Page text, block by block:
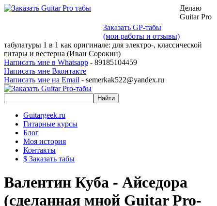
Заказать GP-табы
(мои работы и отзывы)
Делаю
Guitar Pro
табулатуры 1 в 1 как оригинале: для электро-, классической
гитары и вестерна (Иван Сорокин)
Написать мне в Whatsapp - 89185104459
Написать мне Вконтакте
Написать мне на Email - semerkak522@yandex.ru
Guitargeek.ru
Гитарные курсы
Блог
Моя история
Контакты
$ Заказать табы
Валентин Куба - Айседора
(сделанная мной Guitar Pro-